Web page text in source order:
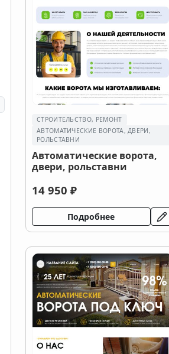
СТРОИТЕЛЬСТВО, РЕМОНТ
АВТОМАТИЧЕСКИЕ ВОРОТА, ДВЕРИ,
РОЛЬСТАВНИ
Автоматические ворота,
двери, рольставни
14 950 ₽
Подробнее